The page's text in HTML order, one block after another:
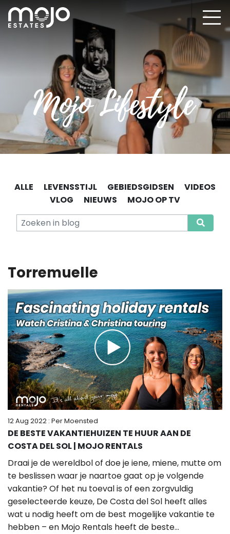
ALLE LEVENSSTIJL GEBIEDSGIDSEN
VIDEOS
VLOG
NIEUWS MOJO OP TV
Torremuelle
12 Aug 2022 : Per Moensted
DE BESTE VAKANTIEHUIZEN TE HUUR AAN DE
COSTA DEL SOL | MOJO RENTALS
Draai je de wereldbol of doe je iene, miene, mutte om
te beslissen waar je naartoe gaat op je volgende
vakantie? Of het nu toeval is of een zorgvuldig
geselecteerde keuze, De Costa del Sol heeft alles
wat u nodig heeft om de best mogelijke vakantie te
hebben – en Mojo Rentals heeft de beste...